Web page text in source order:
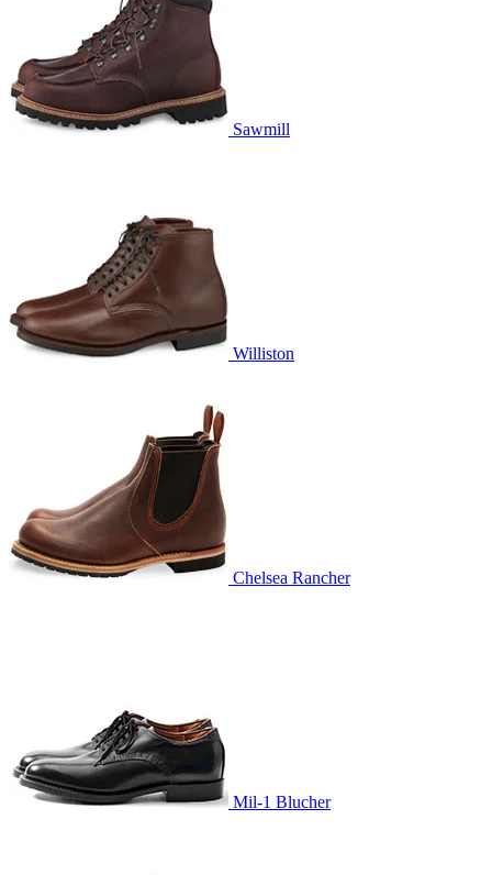
Sawmill
Williston
Chelsea Rancher
Mil-1 Blucher